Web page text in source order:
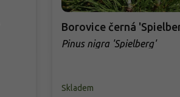
Borovice černá
Pinus nigra 'Spielberg'
Skladem